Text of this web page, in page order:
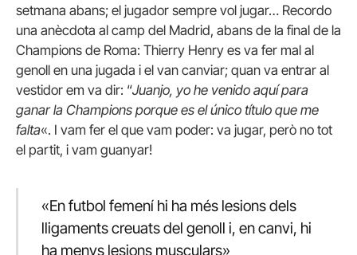
setmana abans; el jugador sempre vol jugar… Recordo
una anècdota al camp del Madrid, abans de la final de la
Champions de Roma: Thierry Henry es va fer mal al
genoll en una jugada i el van canviar; quan va entrar al
vestidor em va dir: “Juanjo, yo he venido aquí para
ganar la Champions porque es el único título que me
falta«. I vam fer el que vam poder: va jugar, però no tot
el partit, i vam guanyar!
«En futbol femení hi ha més lesions dels
lligaments creuats del genoll i, en canvi, hi
ha menys lesions musculars»